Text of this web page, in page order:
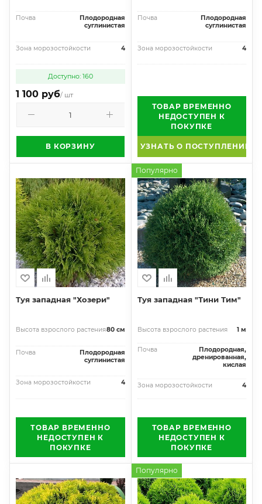
Почва
Плодородная
суглинистая
Зона морозостойкости 4
Доступно: 160
1 100 руб/ шт
В КОРЗИНУ
Почва
Плодородная
суглинистая
Зона морозостойкости 4
ТОВАР ВРЕМЕННО
НЕДОСТУПЕН К
ПОКУПКЕ
УЗНАТЬ О ПОСТУПЛЕНИИ
Туя западная "Хозери"
Высота взрослого растения80 см
Почва
Плодородная
суглинистая
Зона морозостойкости 4
ТОВАР ВРЕМЕННО
НЕДОСТУПЕН К
ПОКУПКЕ
Популярно
Туя западная "Тини Тим"
Высота взрослого растения 1 м
Почва
Плодородная,
дренированная,
кислая
Зона морозостойкости 4
ТОВАР ВРЕМЕННО
НЕДОСТУПЕН К
ПОКУПКЕ
Популярно